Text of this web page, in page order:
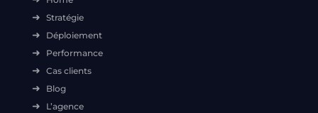
Stratégie
Déploiement
Performance
Cas clients
Blog
L’agence